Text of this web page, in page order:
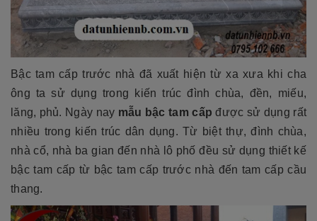
Bậc tam cấp trước nhà đã xuất hiện từ xa xưa khi cha
ông ta sử dụng trong kiến trúc đình chùa, đền, miếu,
lăng, phủ. Ngày nay mẫu bậc tam cấp được sử dụng rất
nhiều trong kiến trúc dân dụng. Từ biệt thự, đình chùa,
nhà cổ, nhà ba gian đến nhà lô phố đều sử dụng thiết kế
bậc tam cấp từ bậc tam cấp trước nhà đến tam cấp cầu
thang.